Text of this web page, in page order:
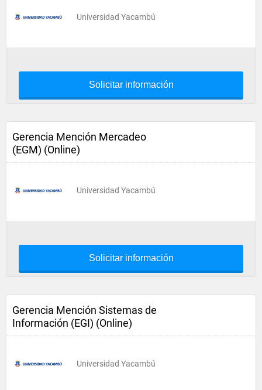
Universidad Yacambú
Solicitar información
Gerencia Mención Mercadeo
(EGM) (Online)
Universidad Yacambú
Solicitar información
Gerencia Mención Sistemas de
Información (EGI) (Online)
Universidad Yacambú